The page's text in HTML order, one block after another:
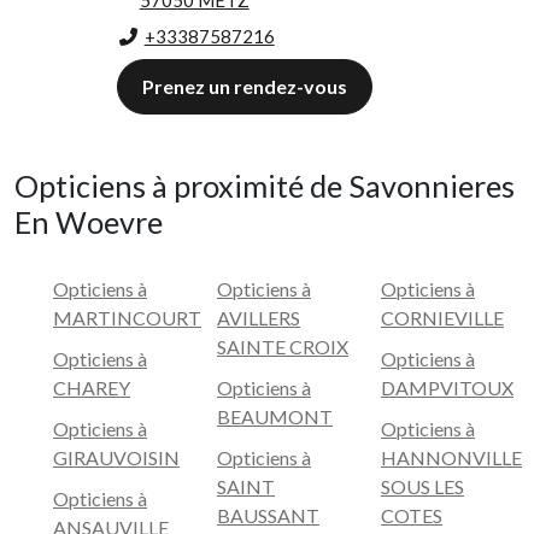
+33387587216
Prenez un rendez-vous
Opticiens à proximité de Savonnieres
En Woevre
Opticiens à
MARTINCOURT
Opticiens à
CHAREY
Opticiens à
GIRAUVOISIN
Opticiens à
ANSAUVILLE
Opticiens à
AVILLERS
SAINTE CROIX
Opticiens à
BEAUMONT
Opticiens à
SAINT
BAUSSANT
Opticiens à
CORNIEVILLE
Opticiens à
DAMPVITOUX
Opticiens à
HANNONVILLE
SOUS LES
COTES